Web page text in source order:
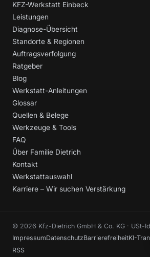
KFZ-Werkstatt Einbeck
Leistungen
Diagnose-Übersicht
Standorte & Regionen
Auftragsverfolgung
Ratgeber
Blog
Werkstatt-Anleitungen
Glossar
Quellen & Belege
Werkzeuge & Tools
FAQ
Über Familie Dietrich
Kontakt
Werkstattauswahl
Karriere – Wir suchen Verstärkung
© 2026 Kfz-Dietrich GmbH & Co. KG · USt-
ImpressumDatenschutzBarrierefreiheitKI-
RSS